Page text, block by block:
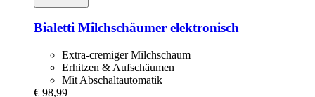
Bialetti Milchschäumer elektronisch
Extra-cremiger Milchschaum
Erhitzen & Aufschäumen
Mit Abschaltautomatik
€ 98,99